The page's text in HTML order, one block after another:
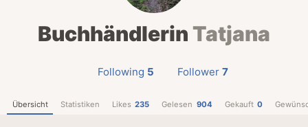
Buchhändlerin Tatjana
Following 5 Follower 7
Übersicht Statistiken Likes 235 Gelesen 904 Gekauft 0